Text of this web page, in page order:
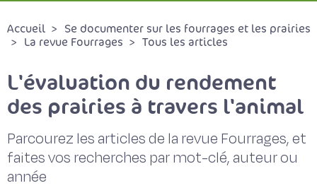
Accueil
Se documenter sur les fourrages et les prairies
La revue Fourrages
Tous les articles
L'évaluation du rendement
des prairies à travers l'animal
Parcourez les articles de la revue Fourrages, et
faites vos recherches par mot-clé, auteur ou
année